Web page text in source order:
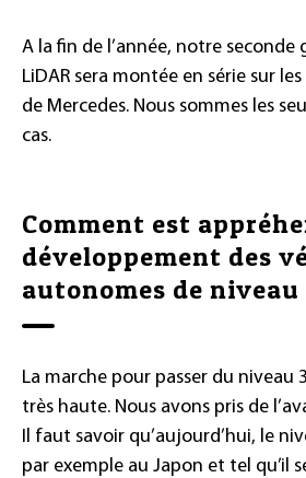
A la fin de l’année, notre seconde
LiDAR sera montée en série sur
de Mercedes. Nous sommes les
cas.
Comment est
développement des
autonomes de niveau
La marche pour passer du niveau
très haute. Nous avons pris de
Il faut savoir qu’aujourd’hui, le
par exemple au Japon et tel qu’il